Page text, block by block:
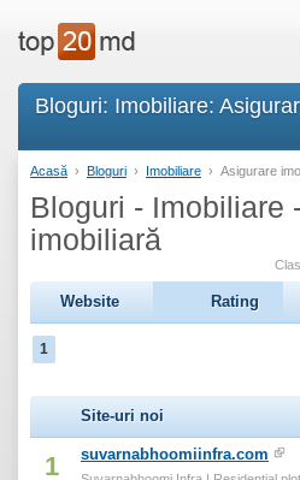
Bloguri: Imobiliare:
Acasă › Bloguri › Imobiliare › Asigurare
Bloguri - Imobiliare
imobiliară
Website Rating
1
Site-uri noi
1 suvarnabhoomiinfra.com